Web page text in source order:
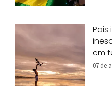
Pais
em
07 de